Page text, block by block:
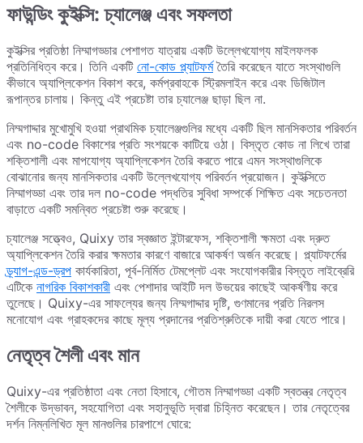
ফাউন্ডিং কুইক্সি: চ্যালেঞ্জ এবং সফলতা
কুইক্সির প্রতিষ্ঠা নিম্মাগড্ডার পেশাগত যাত্রায় একটি উল্লেখযোগ্য মাইলফলক
প্রতিনিধিত্ব করে। তিনি একটি নো-কোড প্ল্যাটফর্মতৈরি করেছেন যাতে সংস্থাগুলি
কীভাবে অ্যাপ্লিকেশন বিকাশ করে, কর্মপ্রবাহকে স্ট্রিমলাইন করে এবং ডিজিটাল
রূপান্তর চালায়। কিন্তু এই প্রচেষ্টা তার চ্যালেঞ্জ ছাড়া ছিল না.
নিম্মগাদ্দার মুখোমুখি হওয়া প্রাথমিক চ্যালেঞ্জগুলির মধ্যে একটি ছিল মানসিকতার পরিবর্তন
এবং no-code বিকাশের প্রতি সংশয়কে কাটিয়ে ওঠা। বিস্তৃত কোড না লিখে তারা
শক্তিশালী এবং মাপযোগ্য অ্যাপ্লিকেশন তৈরি করতে পারে এমন সংস্থাগুলিকে
বোঝানোর জন্য মানসিকতার একটি উল্লেখযোগ্য পরিবর্তন প্রয়োজন। কুইক্সিতে
নিম্মাগড্ডা এবং তার দল no-code পদ্ধতির সুবিধা সম্পর্কে শিক্ষিত এবং সচেতনতা
বাড়াতে একটি সমন্বিত প্রচেষ্টা শুরু করেছে।
চ্যালেঞ্জ সত্ত্বেও, Quixy তার স্বজ্ঞাত ইন্টারফেস, শক্তিশালী ক্ষমতা এবং দ্রুত
অ্যাপ্লিকেশন তৈরি করার ক্ষমতার কারণে বাজারে আকর্ষণ অর্জন করেছে। প্ল্যাটফর্মের
ড্র্যাগ-এন্ড-ড্রপ কার্যকারিতা, পূর্ব-নির্মিত টেমপ্লেট এবং সংযোগকারীর বিস্তৃত লাইব্রেরি
এটিকে নাগরিক বিকাশকারী এবং পেশাদার আইটি দল উভয়ের কাছেই আকর্ষণীয় করে
তুলেছে। Quixy-এর সাফল্যের জন্য নিম্মগাদ্দার দৃষ্টি, গুণমানের প্রতি নিরলস
মনোযোগ এবং গ্রাহকদের কাছে মূল্য প্রদানের প্রতিশ্রুতিকে দায়ী করা যেতে পারে।
নেতৃত্ব শৈলী এবং মান
Quixy-এর প্রতিষ্ঠাতা এবং নেতা হিসাবে, গৌতম নিম্মাগড্ডা একটি স্বতন্ত্র নেতৃত্ব
শৈলীকে উদ্ভাবন, সহযোগিতা এবং সহানুভূতি দ্বারা চিহ্নিত করেছেন। তার নেতৃত্বের
দর্শন নিম্নলিখিত মূল মানগুলির চারপাশে ঘোরে: